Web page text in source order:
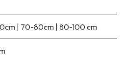
| 70-80cm | 80-100 cm